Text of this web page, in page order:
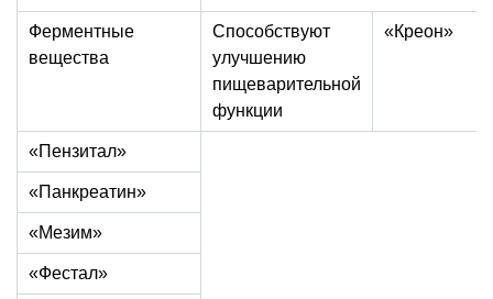
Ферментные
вещества
Способствуют
улучшению
пищеварительной
функции
«Креон»
«Пензитал»
«Панкреатин»
«Мезим»
«Фестал»